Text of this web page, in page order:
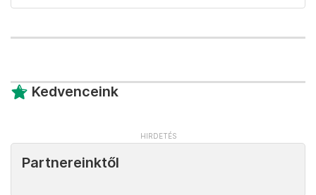
Kedvenceink
Partnereinktől